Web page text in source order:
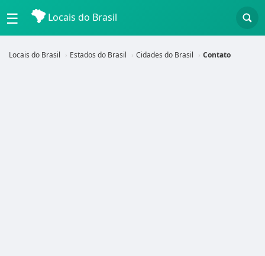
☰ Locais do Brasil
Locais do Brasil Estados do Brasil Cidades do Brasil Contato